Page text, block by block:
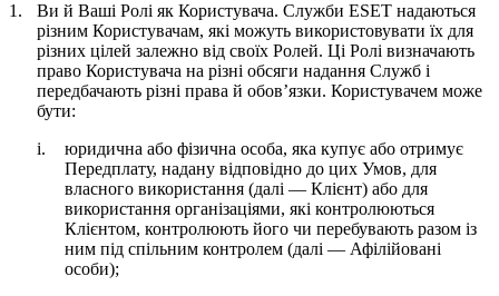
1. Ви й Ваші Ролі як Користувача. Служби ESET надаються
різним Користувачам, які можуть використовувати їх для
різних цілей залежно від своїх Ролей. Ці Ролі визначають
право Користувача на різні обсяги надання Служб і
передбачають різні права й обов’язки. Користувачем може
бути:
i.
юридична або фізична особа, яка купує або отримує
Передплату, надану відповідно до цих Умов, для
власного використання (далі — Клієнт) або для
використання організаціями, які контролюються
Клієнтом, контролюють його чи перебувають разом із
ним під спільним контролем (далі — Афілійовані
особи);